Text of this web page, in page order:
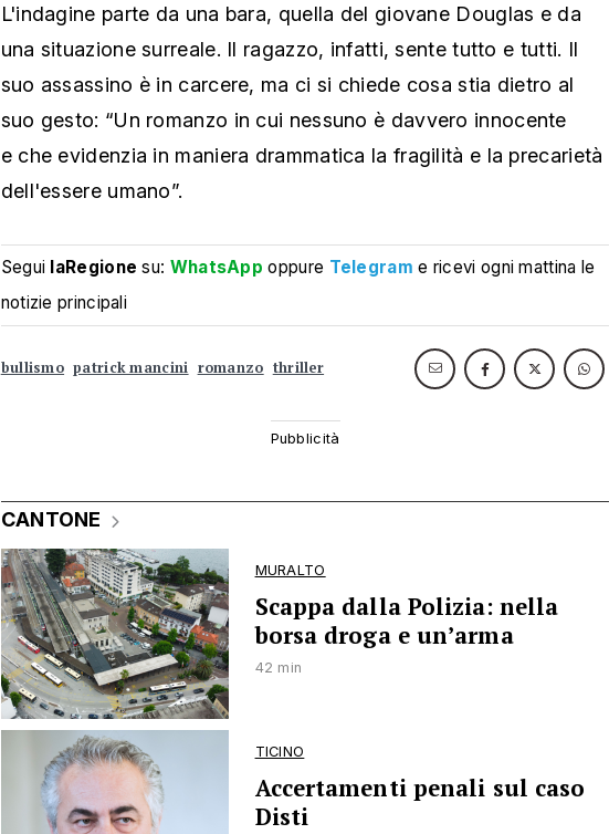
L'indagine parte da una bara, quella del giovane Douglas e da
una situazione surreale. Il ragazzo, infatti, sente tutto e tutti. Il
suo assassino è in carcere, ma ci si chiede cosa stia dietro al
suo gesto: “Un romanzo in cui nessuno è davvero innocente
e che evidenzia in maniera drammatica la fragilità e la precarietà
dell'essere umano”.
Segui laRegione su: WhatsApp oppure Telegram e ricevi ogni mattina le
notizie principali
bullismo patrick mancini romanzo thriller
CANTONE
MURALTO
Scappa dalla Polizia: nella
borsa droga e un’arma
42 min
TICINO
Accertamenti penali sul caso
Disti